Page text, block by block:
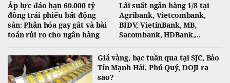
Áp lực đáo hạn 60.000 tỷ
đồng trái phiếu bất động
sản: Phân hóa gay gắt và bài
toán rủi ro cho ngân hàng
Lãi suất ngân hàng 1/8 tại
Agribank, Vietcombank,
BIDV, VietinBank, MB,
Sacombank, HDBank,...
Giá vàng, bạc tuần qua tại SJC, Bảo
Tín Mạnh Hải, Phú Quý, DOJI ra
sao?